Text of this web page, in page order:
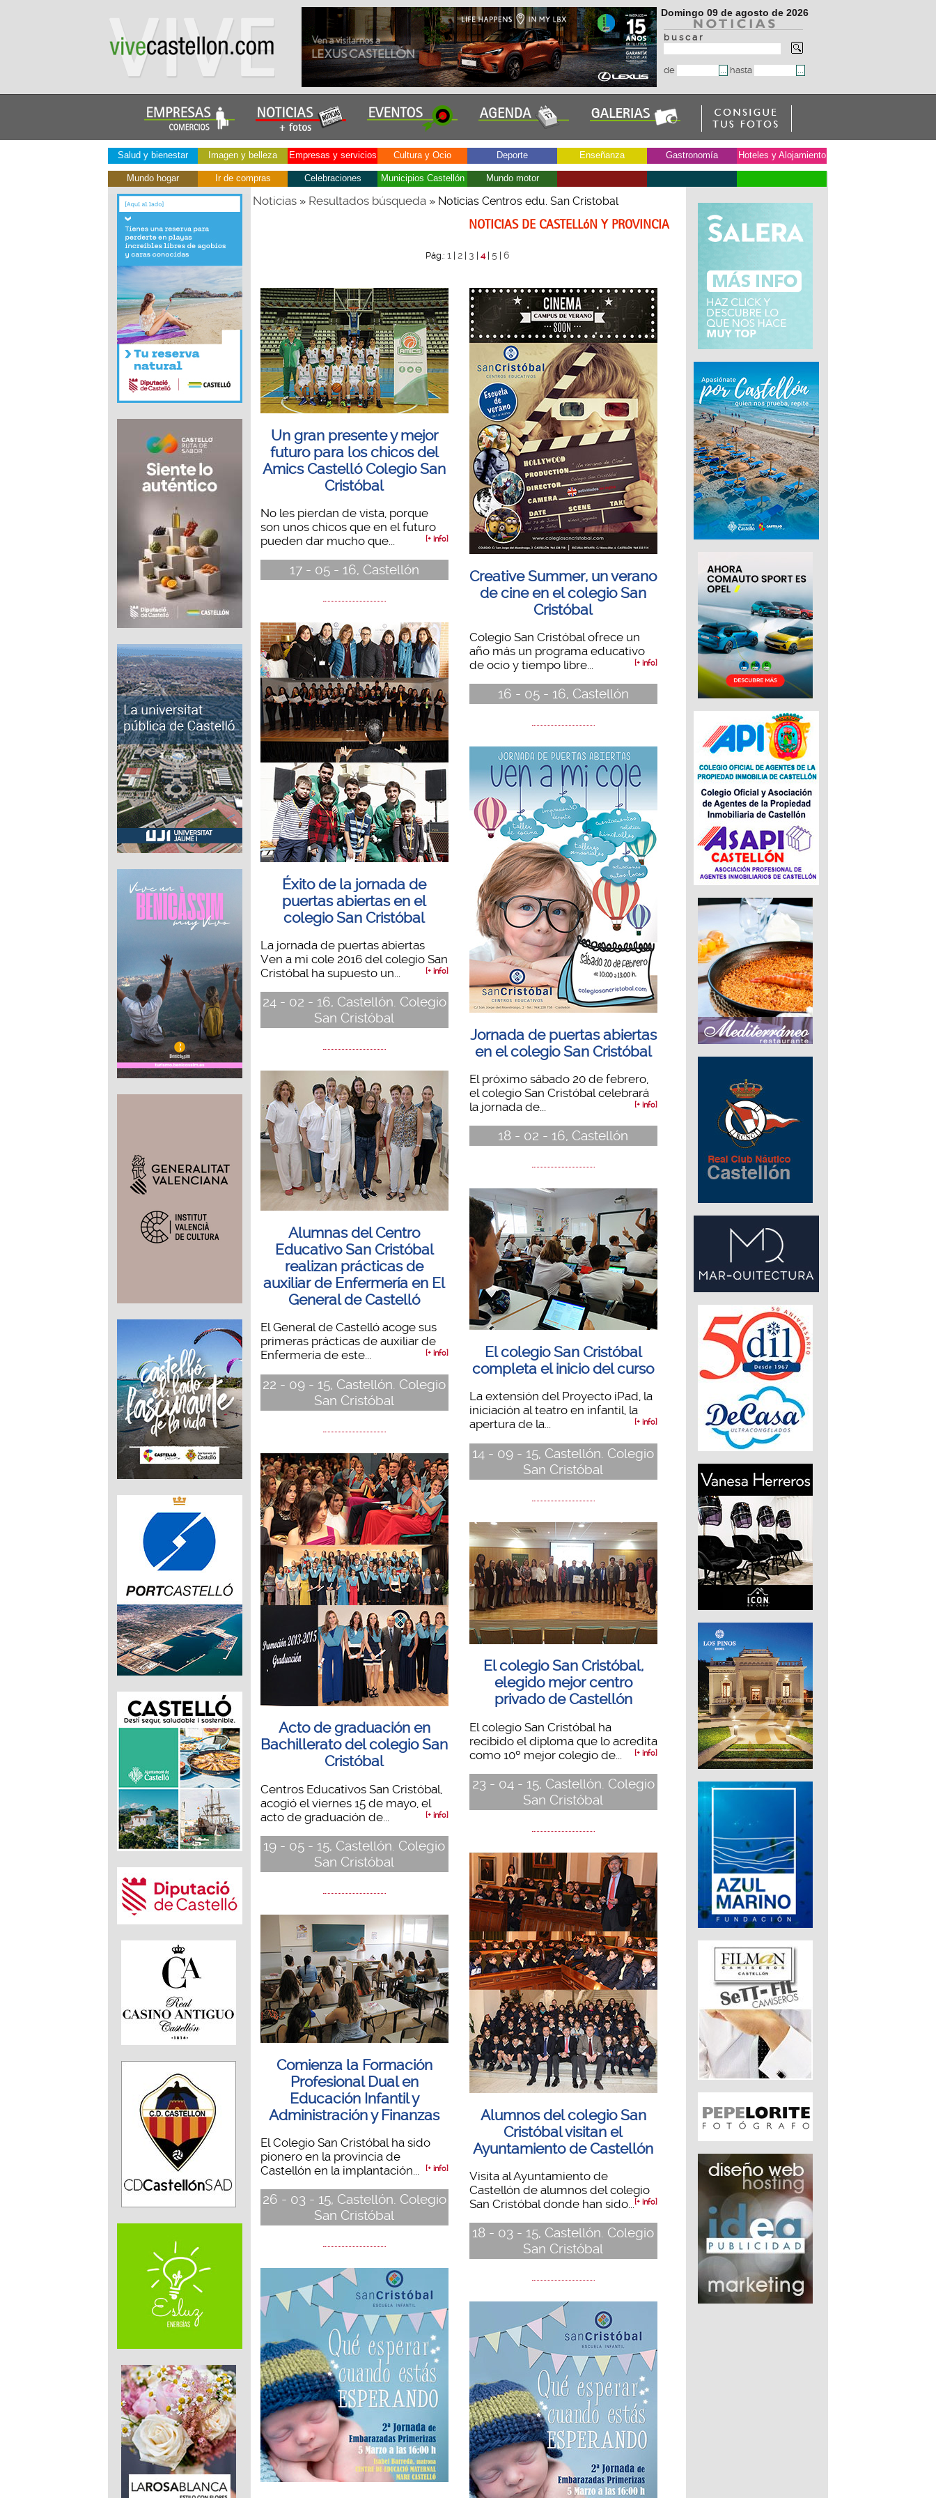
Domingo 09 de agosto de 2026
b u s c a r
de hasta
Salud y bienestar Imagen y belleza Empresas y servicios Cultura y Ocio Deporte Enseñanza Gastronomía Hoteles y Alojamiento
Mundo hogar Ir de compras Celebraciones Municipios Castellón Mundo motor
Noticias» Resultados búsqueda» Noticias Centros edu. San Cristobal
NOTICIAS DE CASTELLóN Y PROVINCIA
Pág.: 1 2 3 4| 5 6
Un gran presente y mejor
futuro para los chicos del
Amics Castelló Colegio San
Cristóbal
No les pierdan de vista, porque
son unos chicos que en el futuro
pueden dar mucho que...
[+ info]
17 - 05 - 16, Castellón
Éxito de la jornada de
puertas abiertas en el
colegio San Cristóbal
La jornada de puertas abiertas
Ven a mi cole 2016 del colegio San
Cristóbal ha supuesto un...
[+ info]
24 - 02 - 16, Castellón. Colegio
San Cristóbal
Alumnas del Centro
Educativo San Cristóbal
realizan prácticas de
auxiliar de Enfermería en El
General de Castelló
El General de Castelló acoge sus
primeras prácticas de auxiliar de
Enfermería de este...
[+ info]
22 - 09 - 15, Castellón. Colegio
San Cristóbal
Acto de graduación en
Bachillerato del colegio San
Cristóbal
Centros Educativos San Cristóbal,
acogió el viernes 15 de mayo, el
acto de graduación de...
[+ info]
19 - 05 - 15, Castellón. Colegio
San Cristóbal
Comienza la Formación
Profesional Dual en
Educación Infantil y
Administración y Finanzas
El Colegio San Cristóbal ha sido
pionero en la provincia de
Castellón en la implantación...
[+ info]
26 - 03 - 15, Castellón. Colegio
San Cristóbal
Creative Summer, un verano
de cine en el colegio San
Cristóbal
Colegio San Cristóbal ofrece un
año más un programa educativo
de ocio y tiempo libre...
[+ info]
16 - 05 - 16, Castellón
Jornada de puertas abiertas
en el colegio San Cristóbal
El próximo sábado 20 de febrero,
el colegio San Cristóbal celebrará
la jornada de...
[+ info]
18 - 02 - 16, Castellón
El colegio San Cristóbal
completa el inicio del curso
La extensión del Proyecto iPad, la
iniciación al teatro en infantil, la
apertura de la...
[+ info]
14 - 09 - 15, Castellón. Colegio
San Cristóbal
El colegio San Cristóbal,
elegido mejor centro
privado de Castellón
El colegio San Cristóbal ha
recibido el diploma que lo acredita
como 10º mejor colegio de...
[+ info]
23 - 04 - 15, Castellón. Colegio
San Cristóbal
Alumnos del colegio San
Cristóbal visitan el
Ayuntamiento de Castellón
Visita al Ayuntamiento de
Castellón de alumnos del colegio
San Cristóbal donde han sido...
[+ info]
18 - 03 - 15, Castellón. Colegio
San Cristóbal